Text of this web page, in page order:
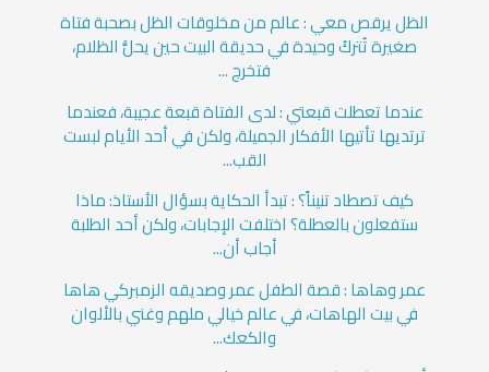
الظل يرقص معي : عالم من مخلوقات الظل بصحبة فتاة
صغيرة تُتركُ وحيدة في حديقة البيت حين يحلُّ الظلام،
فتخرج ...
عندما تعطلت قبعتي : لدى الفتاة قبعة عجيبة، فعندما
ترتديها تأتيها الأفكار الجميلة، ولكن في أحد الأيام لبست
القب...
كيف تصطاد تنيناً؟ : تبدأ الحكاية بسؤال الأستاذ: ماذا
ستفعلون بالعطلة؟ اختلفت الإجابات، ولكن أحد الطلبة
أجاب أن...
عمر وهاها : قصة الطفل عمر وصديقه الزمبركي هاها
في بيت الهاهات، في عالم خيالي ملهم وغني بالألوان
والكعك...